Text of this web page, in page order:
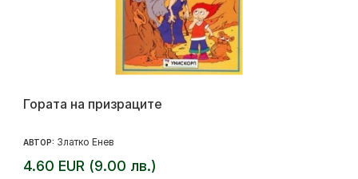
Гората на призраците
АВТОР: Златко Енев
4.60 EUR (9.00 лв.)